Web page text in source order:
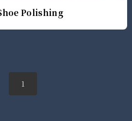
Polishing
1